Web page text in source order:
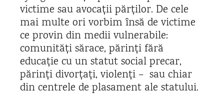
victime sau avocații părților. De cele
mai multe ori vorbim însă de victime
ce provin din medii vulnerabile:
comunități sărace, părinți fără
educație cu un statut social precar,
părinți divorțați, violenți – sau chiar
din centrele de plasament ale statului.